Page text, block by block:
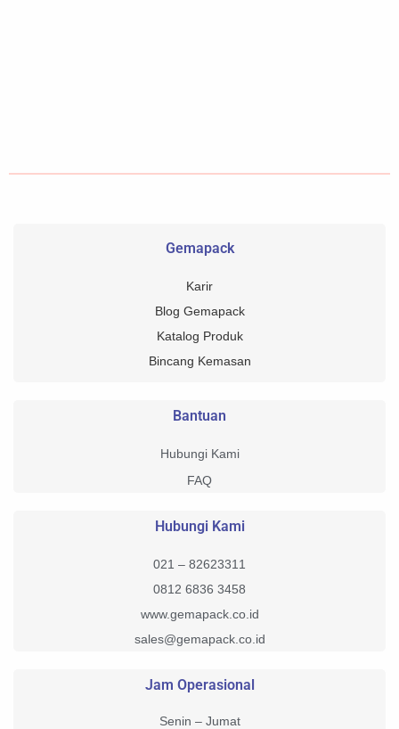
Gemapack
Karir
Blog Gemapack
Katalog Produk
Bincang Kemasan
Bantuan
Hubungi Kami
FAQ
Hubungi Kami
021 – 82623311
0812 6836 3458
www.gemapack.co.id
sales@gemapack.co.id
Jam Operasional
Senin – Jumat